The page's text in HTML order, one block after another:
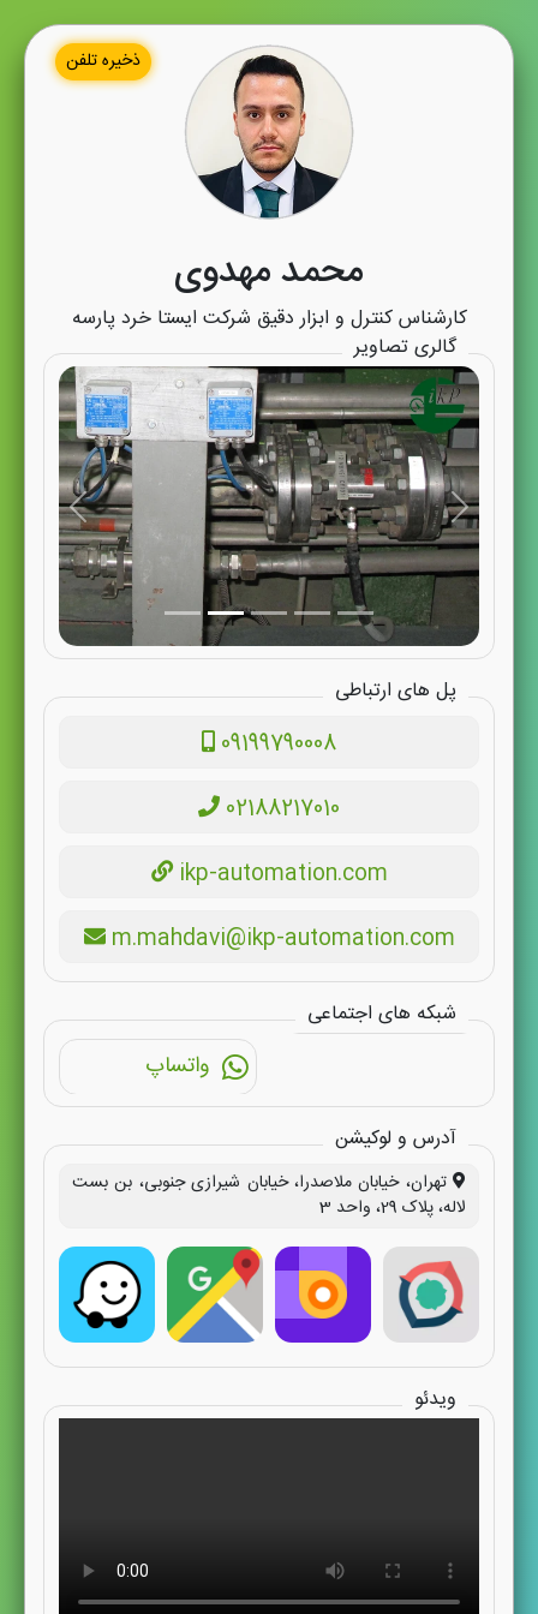
ذخیره تلفن
محمد مهدوی
کارشناس کنترل و ابزار دقیق شرکت ایستا خرد پارسه
گالری تصاویر
پل های ارتباطی
09199790008
02188217010
ikp-automation.com
m.mahdavi@ikp-automation.com
شبکه های اجتماعی
واتساپ
آدرس و لوکیشن
تهران، خیابان ملاصدرا، خیابان شیرازی جنوبی، بن بست
لاله، پلاک 29، واحد 3
ویدئو